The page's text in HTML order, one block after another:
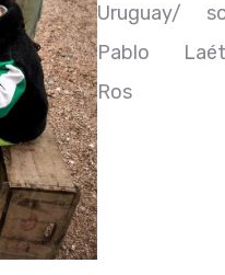
Uruguay/
Pablo La
Ros